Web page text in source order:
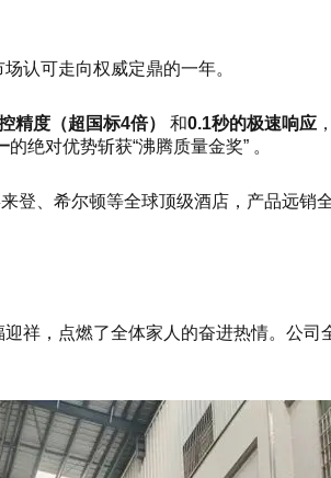
认可走向权威定鼎的一年。
精度（超国标4倍） 和0.1秒的极速响应
的绝对优势斩获“沸腾质量金奖” 。
、希尔顿等全球顶级酒店，产品远销
祥，点燃了全体家人的奋进热情。公